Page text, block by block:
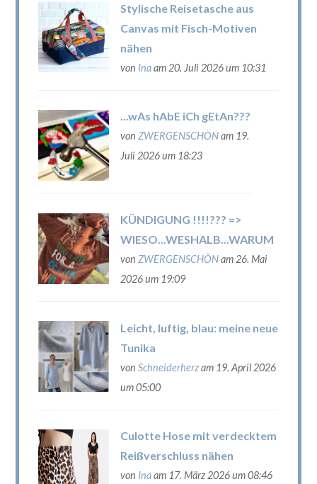
Stylische Reisetasche aus
Canvas mit Fisch-Motiven
nähen
von Inaam 20. Juli 2026 um 10:31
...wAs hAbE iCh gEtAn???
von ZWERGENSCHÖNam 19.
Juli 2026 um 18:23
KÜNDIGUNG !!!!??? =>
WIESO...WESHALB...WARUM
von ZWERGENSCHÖNam 26. Mai
2026 um 19:09
Leicht, luftig, blau: meine neue
Tunika
von Schneiderherzam 19. April 2026
um 05:00
Culotte Hose mit verdecktem
Reißverschluss nähen
von Inaam 17. März 2026 um 08:46